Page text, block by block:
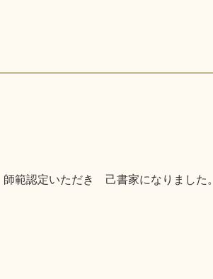
範認定いただき 己書家になりました。